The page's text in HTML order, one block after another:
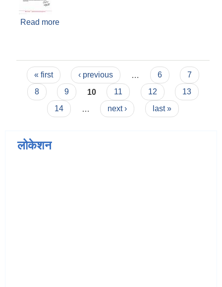
Read more
Pages
« first ‹ previous 6
7
8
9 10 11 12
13
14
next › last »
लोकेशन